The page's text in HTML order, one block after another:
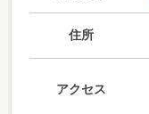
住所
アクセス